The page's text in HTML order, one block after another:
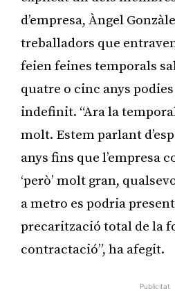
d’empresa, Àngel
treballadors que
feien feines temporals
quatre o cinc anys
indefinit. “Ara la
molt. Estem parlant
anys fins que l’empresa
‘però’ molt gran,
a metro es podria
precarització total de la
contractació”, ha afegit.
Publicitat